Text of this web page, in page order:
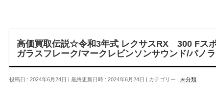
高価買取伝説☆令和3年式 レクサスRX 300 Fス
ガラスフレーク/マークレビンソンサウンド/パノ
投稿日 : 2024年6月24日 最終更新日時 : 2024年6月24日 カテゴリー : 未分類